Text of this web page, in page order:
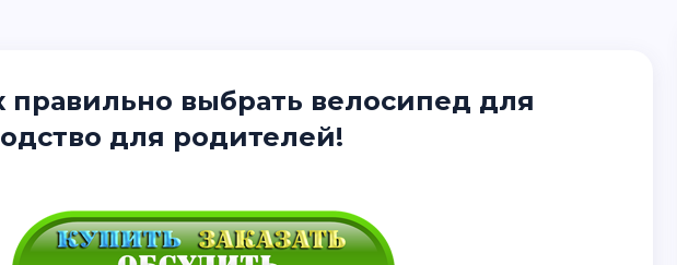
правильно выбрать велосипед для
для родителей!